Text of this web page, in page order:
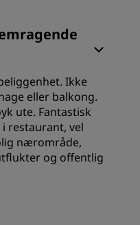
Ikke
eller balkong.
ute. Fantastisk
restaurant, vel
nærområde,
og offentlig